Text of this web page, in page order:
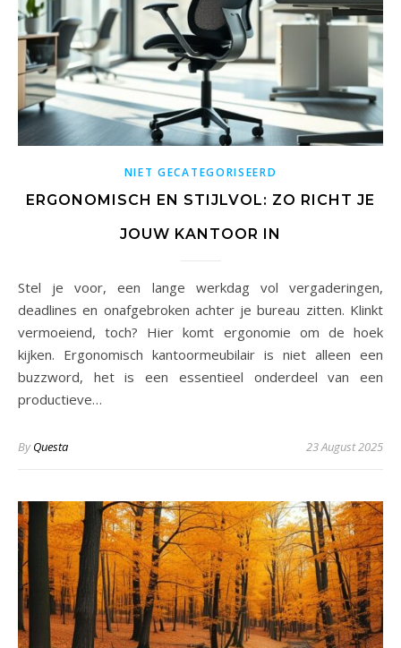
NIET GECATEGORISEERD
ERGONOMISCH EN STIJLVOL: ZO RICHT JE
JOUW KANTOOR IN
Stel je voor, een lange werkdag vol vergaderingen,
deadlines en onafgebroken achter je bureau zitten. Klinkt
vermoeiend, toch? Hier komt ergonomie om de hoek
kijken. Ergonomisch kantoormeubilair is niet alleen een
buzzword, het is een essentieel onderdeel van een
productieve…
ByQuesta 23 August 2025